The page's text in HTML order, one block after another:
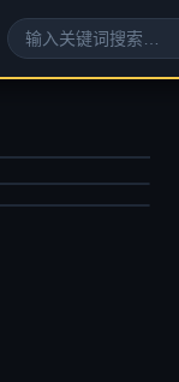
何处惹尘埃-现代言情
大陆
2025-08-16
动漫
大陆